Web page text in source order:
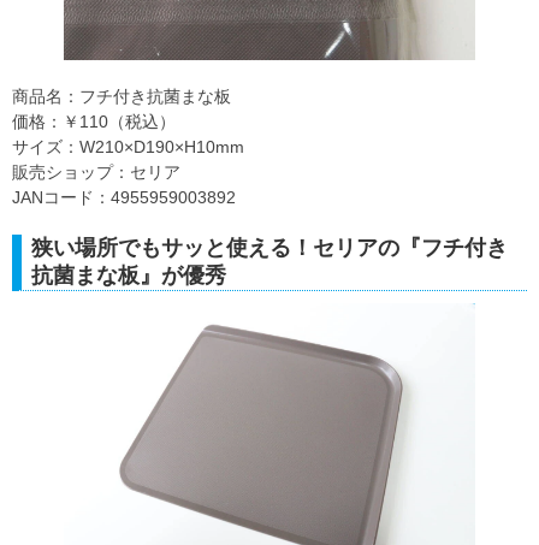
商品名：フチ付き抗菌まな板
価格：￥110（税込）
サイズ：W210×D190×H10mm
販売ショップ：セリア
JANコード：4955959003892
狭い場所でもサッと使える！セリアの『フチ付き
抗菌まな板』が優秀